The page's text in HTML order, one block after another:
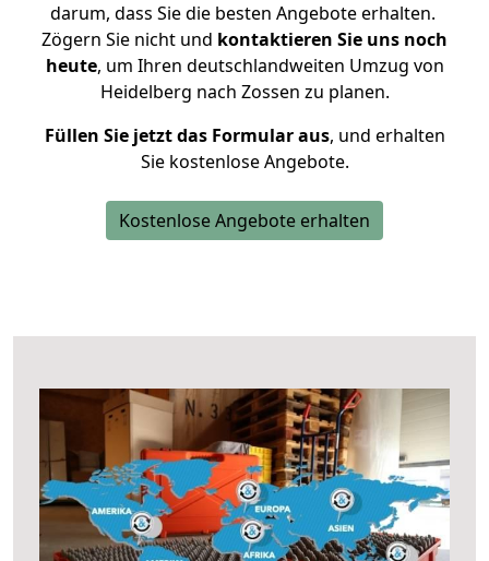
darum, dass Sie die besten Angebote erhalten.
Zögern Sie nicht und kontaktieren Sie uns noch
heute, um Ihren deutschlandweiten Umzug von
Heidelberg nach Zossen zu planen.
Füllen Sie jetzt das Formular aus, und erhalten
Sie kostenlose Angebote.
Kostenlose Angebote erhalten